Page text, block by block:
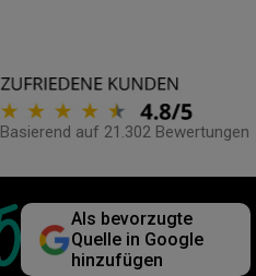
Basierend auf 21.302 Bewertungen
Als bevorzugte
Quelle in Google
hinzufügen